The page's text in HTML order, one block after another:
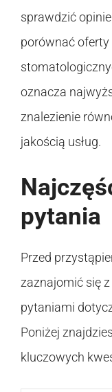
sprawdzić
porównać
oznacza
znalezienie
jakością usług.
pytania
Przed
zaznajomić się
pytaniami
Poniżej
kluczowych